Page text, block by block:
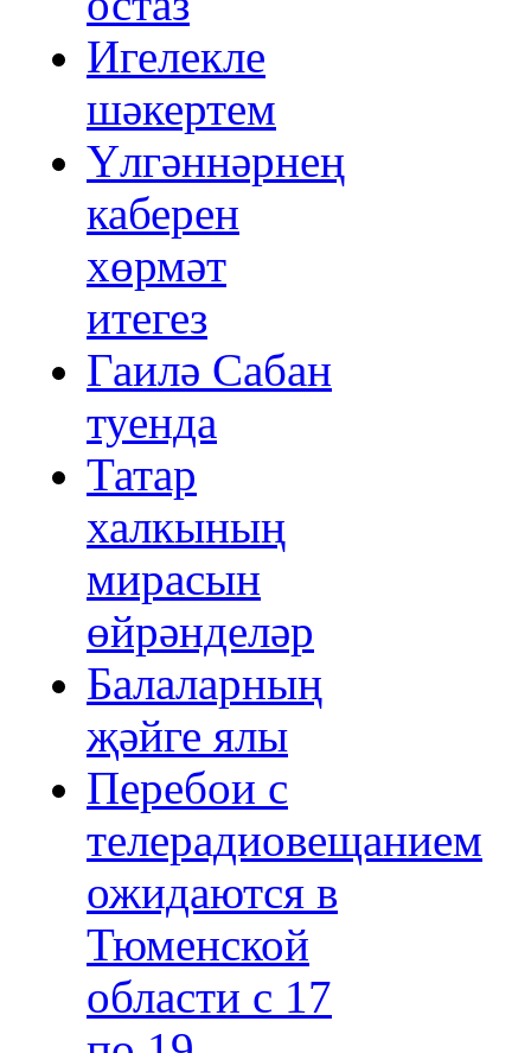
Игелекле
шәкертем
Үлгәннәрнең
каберен
хөрмәт
итегез
Гаилә Сабан
туенда
Татар
халкының
мирасын
өйрәнделәр
Балаларның
җәйге ялы
Перебои с
телерадиовещанием
ожидаются в
Тюменской
области с 17